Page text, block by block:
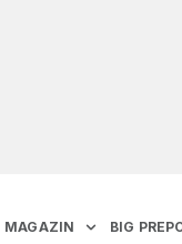
MAGAZIN BIG